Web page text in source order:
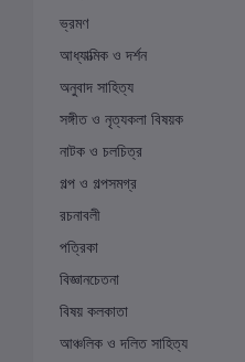
ভ্রমণ
আধ্যাত্মিক ও দর্শন
অনুবাদ সাহিত্য
সঙ্গীত ও নৃত্যকলা বিষয়ক
নাটক ও চলচিত্র
গল্প ও গল্পসমগ্র
রচনাবলী
পত্রিকা
বিজ্ঞানচেতনা
বিষয় কলকাতা
আঞ্চলিক ও দলিত সাহিত্য